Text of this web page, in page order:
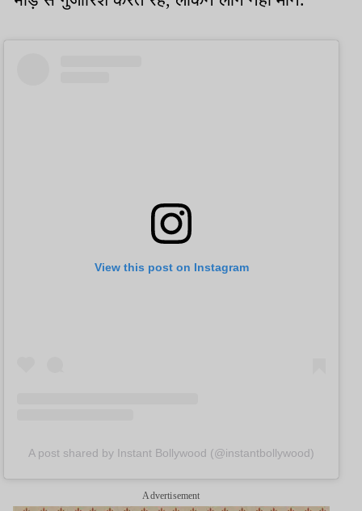
View this post on Instagram
A post shared by Instant Bollywood (@instantbollywood)
Advertisement